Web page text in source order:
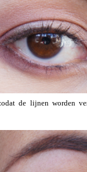
de lijnen worden